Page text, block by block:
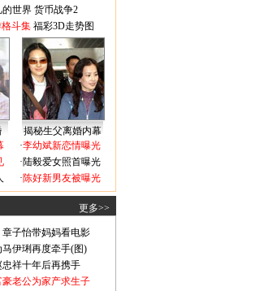
的世界 货币战争2
斗集 福彩3D走势图
揭秘生父离婚内幕
·李幼斌新恋情曝光
·陆毅爱女照首曝光
·陈好新男友被曝光
更多>>
章子怡带妈妈看电影
马伊琍再度牵手(图)
忠祥十年后再携手
豪老公为家产求生子